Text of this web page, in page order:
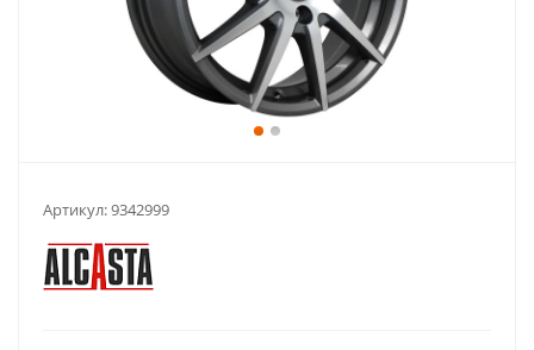
Артикул:9342999